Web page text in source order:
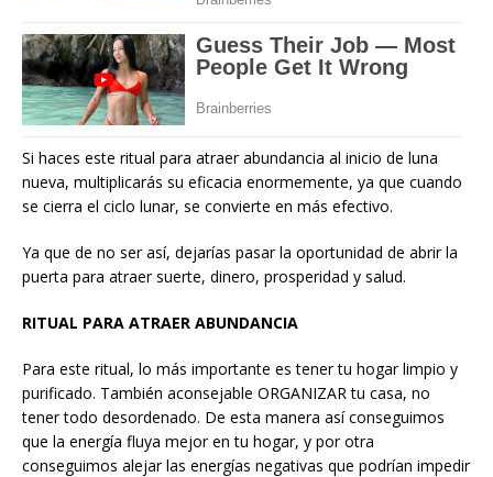
Si haces este ritual para atraer abundancia al inicio de luna
nueva, multiplicarás su eficacia enormemente, ya que cuando
se cierra el ciclo lunar, se convierte en más efectivo.
Ya que de no ser así, dejarías pasar la oportunidad de abrir la
puerta para atraer suerte, dinero, prosperidad y salud.
RITUAL PARA ATRAER ABUNDANCIA
Para este ritual, lo más importante es tener tu hogar limpio y
purificado. También aconsejable ORGANIZAR tu casa, no
tener todo desordenado. De esta manera así conseguimos
que la energía fluya mejor en tu hogar, y por otra
conseguimos alejar las energías negativas que podrían impedir